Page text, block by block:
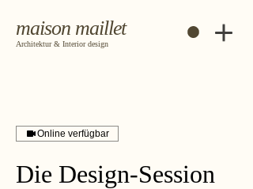
maison maillet
Architektur & Interior design
Online verfügbar
Die Design-Session